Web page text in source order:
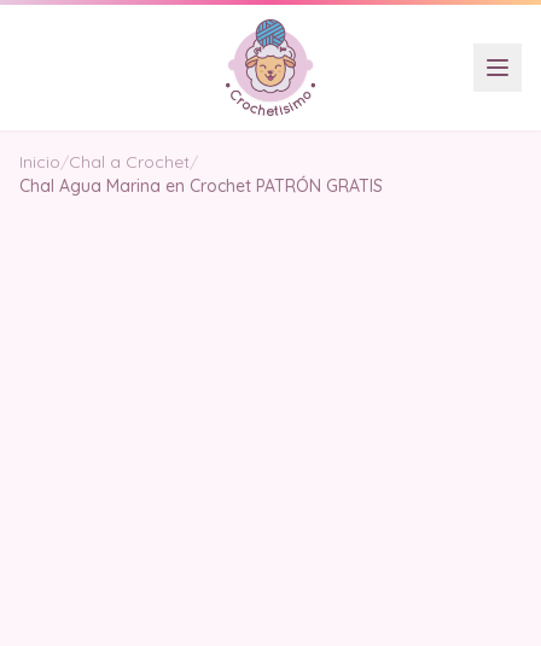
Inicio/Chal a Crochet/
Chal Agua Marina en Crochet PATRÓN GRATIS